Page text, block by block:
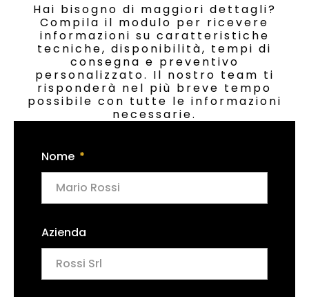
Hai bisogno di maggiori dettagli?
Compila il modulo per ricevere
informazioni su caratteristiche
tecniche, disponibilità, tempi di
consegna e preventivo
personalizzato. Il nostro team ti
risponderà nel più breve tempo
possibile con tutte le informazioni
necessarie.
Nome
Azienda